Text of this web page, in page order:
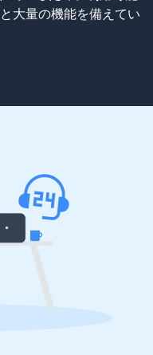
大量の機能を備えてい